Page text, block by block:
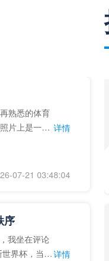
熟悉的体育
片上是一个 详情
07-21 03:48:04
序
我坐在评论
界杯，当
详情